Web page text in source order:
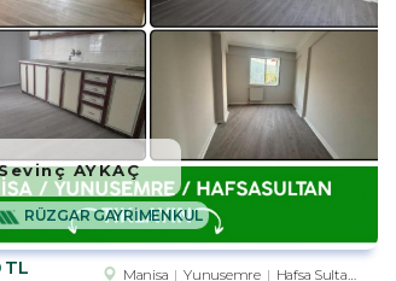
TL Manisa Yunusemre Hafsa Sultan Mah.
RÜZGAR GAYRİMENKUL
AYKAÇ